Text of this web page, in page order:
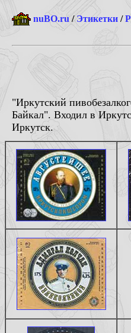
nuBO.ru /Этикетки /
"Иркутский
Байкал". Входил в
Иркутск.